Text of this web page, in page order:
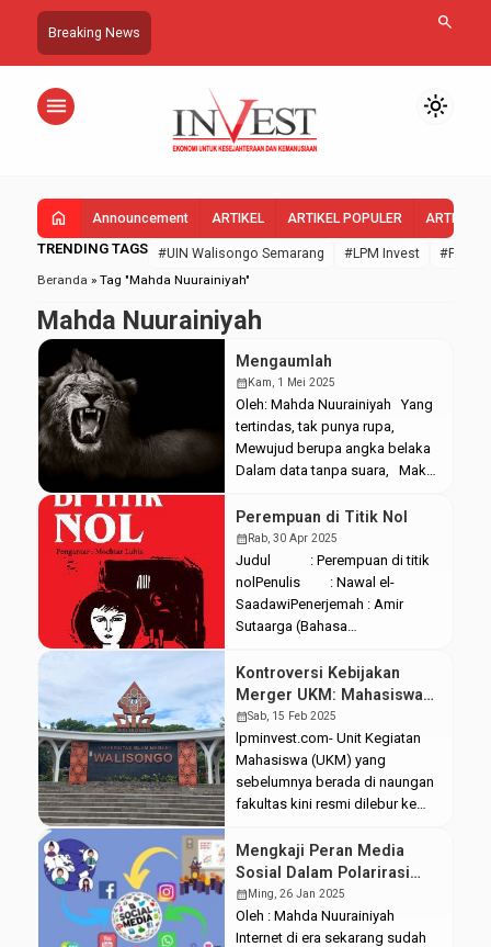
Breaking News search
menu light_mode
home Announcement ARTIKEL ARTIKEL POPULER ARTIKEL
TRENDING TAGS #UIN Walisongo Semarang #LPM Invest
#FEBI
Beranda » Tag "Mahda Nuurainiyah"
Mahda Nuurainiyah
Mengaumlah
calendar_monthKam, 1 Mei 2025
Oleh: Mahda Nuurainiyah Yang
tertindas, tak punya rupa,
Mewujud berupa angka belaka
Dalam data tanpa suara, Maka
tunggal berhimpunnya suara,
Serentak rintihan pekik disoroti,
Puas-puaskan! Tiada usang
dalam hal berbenah, Tiada akhir
untuk revolusi, Tuntutlah tuntut
sampai runtut, Buang sejenak
Pastikan semua […]
Perempuan di Titik Nol
calendar_monthRab, 30 Apr 2025
Judul : Perempuan di titik
nolPenulis : Nawal el-
SaadawiPenerjemah : Amir
Sutaarga (Bahasa
(edisi ke-6)Penerbit : Yayasan
Obor Indonesia,
JakartaHalaman : 156
halamanJudul asli : Emra’a
enda noktas el sifr Buku ini
menceritakan perjalanan hidup
Firdaus sejak […]
Kontroversi Kebijakan
Merger UKM: Mahasiswa
Bingung, Kepengurusan
Akan Hilang?
calendar_monthSab, 15 Feb 2025
lpminvest.com- Unit Kegiatan
Mahasiswa (UKM) yang
sebelumnya berada di naungan
fakultas kini resmi dilebur ke
Direktorat Jenderal Pendidikan
Islam (Dirjen Pendis) No. 3814,
tertulis bagaimana struktur
organisasi kemahasiswaan
(ormawa) di lingkungan
Mengkaji Peran Media
Sosial Dalam Polarirasi
Opini
calendar_monthMing, 26 Jan 2025
Oleh : Mahda Nuurainiyah
Internet di era sekarang sudah